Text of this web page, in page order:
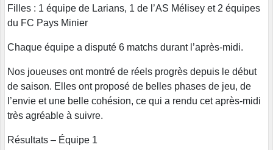
Filles : 1 équipe de Larians, 1 de l’AS Mélisey et 2 équipes
du FC Pays Minier
Chaque équipe a disputé 6 matchs durant l’après-midi.
Nos joueuses ont montré de réels progrès depuis le début
de saison. Elles ont proposé de belles phases de jeu, de
l’envie et une belle cohésion, ce qui a rendu cet après-midi
très agréable à suivre.
Résultats – Équipe 1